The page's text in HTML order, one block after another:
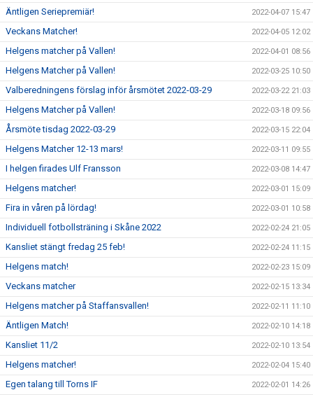
Äntligen Seriepremiär! 2022-04-07 15:47
Veckans Matcher! 2022-04-05 12:02
Helgens matcher på Vallen! 2022-04-01 08:56
Helgens Matcher på Vallen! 2022-03-25 10:50
Valberedningens förslag inför årsmötet 2022-03-29 2022-03-22 21:03
Helgens Matcher på Vallen! 2022-03-18 09:56
Årsmöte tisdag 2022-03-29 2022-03-15 22:04
Helgens Matcher 12-13 mars! 2022-03-11 09:55
I helgen firades Ulf Fransson 2022-03-08 14:47
Helgens matcher! 2022-03-01 15:09
Fira in våren på lördag! 2022-03-01 10:58
Individuell fotbollsträning i Skåne 2022 2022-02-24 21:05
Kansliet stängt fredag 25 feb! 2022-02-24 11:15
Helgens match! 2022-02-23 15:09
Veckans matcher 2022-02-15 13:34
Helgens matcher på Staffansvallen! 2022-02-11 11:10
Äntligen Match! 2022-02-10 14:18
Kansliet 11/2 2022-02-10 13:54
Helgens matcher! 2022-02-04 15:40
Egen talang till Torns IF 2022-02-01 14:26